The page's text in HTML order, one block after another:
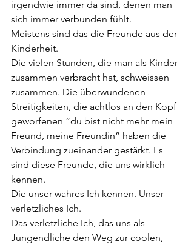
irgendwie immer da sind, denen man
sich immer verbunden fühlt.
Meistens sind das die Freunde aus der
Kinderheit.
Die vielen Stunden, die man als Kinder
zusammen verbracht hat, schweissen
zusammen. Die überwundenen
Streitigkeiten, die achtlos an den Kopf
geworfenen “du bist nicht mehr mein
Freund, meine Freundin” haben die
Verbindung zueinander gestärkt. Es
sind diese Freunde, die uns wirklich
kennen.
Die unser wahres Ich kennen. Unser
verletzliches Ich.
Das verletzliche Ich, das uns als
Jungendliche den Weg zur coolen,